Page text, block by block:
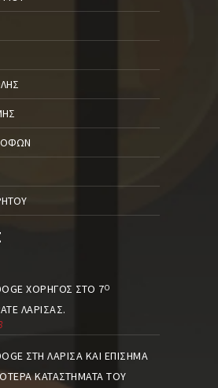
ΧΟΡΗΓΌΣ ΣΤΟ 7Ο
ΛΆΡΙΣΑΣ.
ΣΤΗ ΛΆΡΙΣΑ ΚΑΙ ΕΠΊΣΗΜΑ
ΚΑΤΑΣΤΉΜΑΤΑ ΤΟΥ